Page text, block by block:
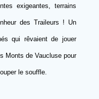
exigeantes, terrains
des Traileurs ! Un
qui rêvaient de jouer
Monts de Vaucluse pour
le souffle.